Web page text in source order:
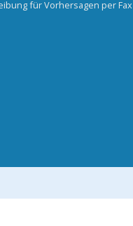
für Vorhersagen per Fax